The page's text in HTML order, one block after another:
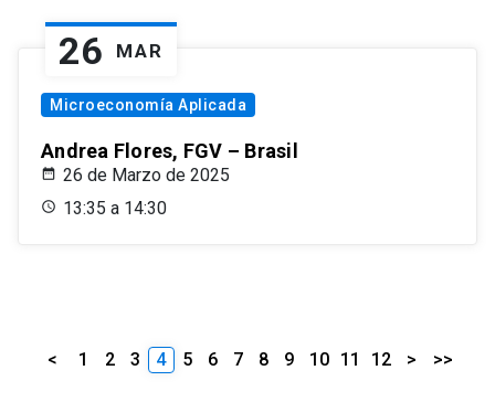
26 MAR
Microeconomía Aplicada
Andrea Flores, FGV – Brasil
26 de Marzo de 2025
13:35 a 14:30
< 1 2 3 4 5 6 7 8 9 10 11 12 > >>